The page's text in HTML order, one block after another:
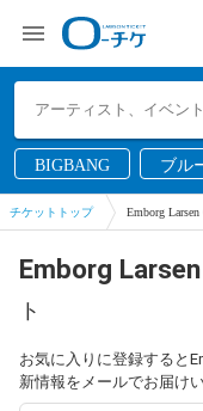
BIGBANG ブル
チケットトップ Emborg Larsen
Emborg
ト
お気に入りに登録すると
新情報をメールでお届け